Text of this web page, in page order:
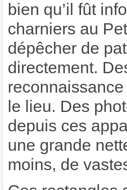
bien qu’il fût
charniers au
dépêcher de
directement.
le lieu. Des
depuis ces
une grande
moins, de